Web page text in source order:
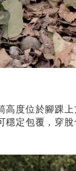
度位於腳踝
定包覆，穿脫